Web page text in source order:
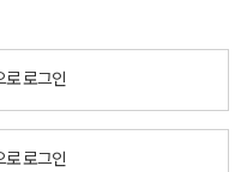
로 로그인
로 로그인